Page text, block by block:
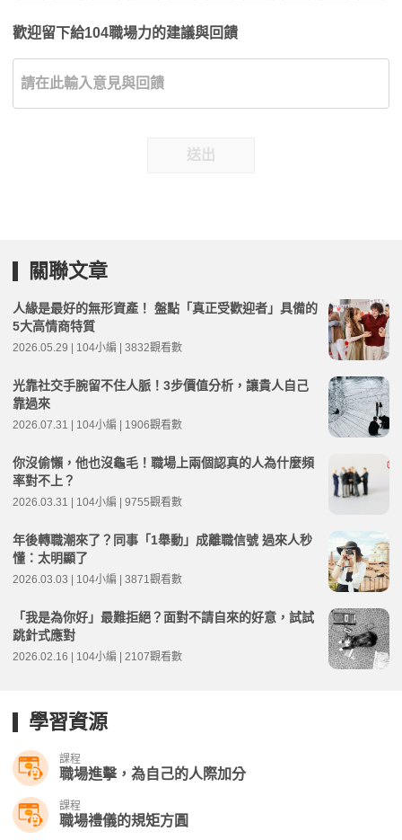
歡迎留下給104職場力的建議與回饋
送出
關聯文章
人緣是最好的無形資產！ 盤點「真正受歡迎者」具備的
5大高情商特質
2026.05.29 | 104小編 | 3832觀看數
光靠社交手腕留不住人脈！3步價值分析，讓貴人自己
靠過來
2026.07.31 | 104小編 | 1906觀看數
你沒偷懶，他也沒龜毛！職場上兩個認真的人為什麼頻
率對不上？
2026.03.31 | 104小編 | 9755觀看數
年後轉職潮來了？同事「1舉動」成離職信號 過來人秒
懂：太明顯了
2026.03.03 | 104小編 | 3871觀看數
「我是為你好」最難拒絕？面對不請自來的好意，試試
跳針式應對
2026.02.16 | 104小編 | 2107觀看數
學習資源
課程
職場進擊，為自己的人際加分
課程
職場禮儀的規矩方圓